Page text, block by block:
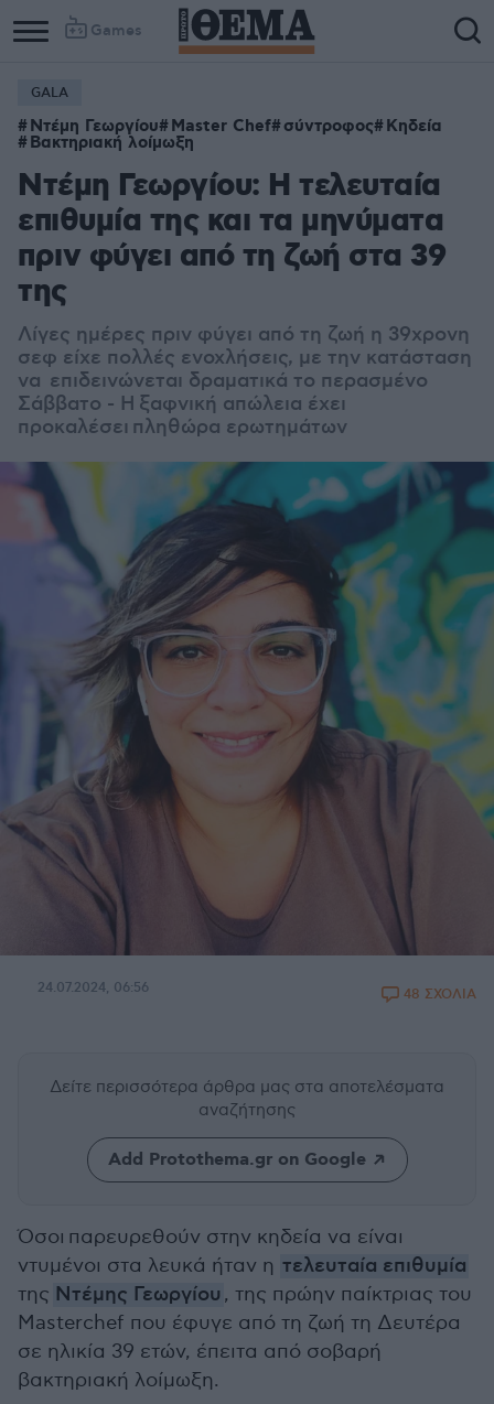
Games
GALA
Ντέμη Γεωργίου Master Chef σύντροφος Κηδεία
Βακτηριακή λοίμωξη
Ντέμη Γεωργίου: Η τελευταία
επιθυμία της και τα μηνύματα
πριν φύγει από τη ζωή στα 39
της
Λίγες ημέρες πριν φύγει από τη ζωή η 39χρονη
σεφ είχε πολλές ενοχλήσεις, με την κατάσταση
να επιδεινώνεται δραματικά το περασμένο
Σάββατο - Η ξαφνική απώλεια έχει
προκαλέσει πληθώρα ερωτημάτων
24.07.2024, 06:56 48 ΣΧΟΛΙΑ
Δείτε περισσότερα άρθρα μας στα αποτελέσματα
αναζήτησης
Add Protothema.gr on Google
Όσοι παρευρεθούν στην κηδεία να είναι
ντυμένοι στα λευκά ήταν η τελευταία επιθυμία
της Ντέμης Γεωργίου , της πρώην παίκτριας του
Masterchef που έφυγε από τη ζωή τη Δευτέρα
σε ηλικία 39 ετών, έπειτα από σοβαρή
βακτηριακή λοίμωξη.